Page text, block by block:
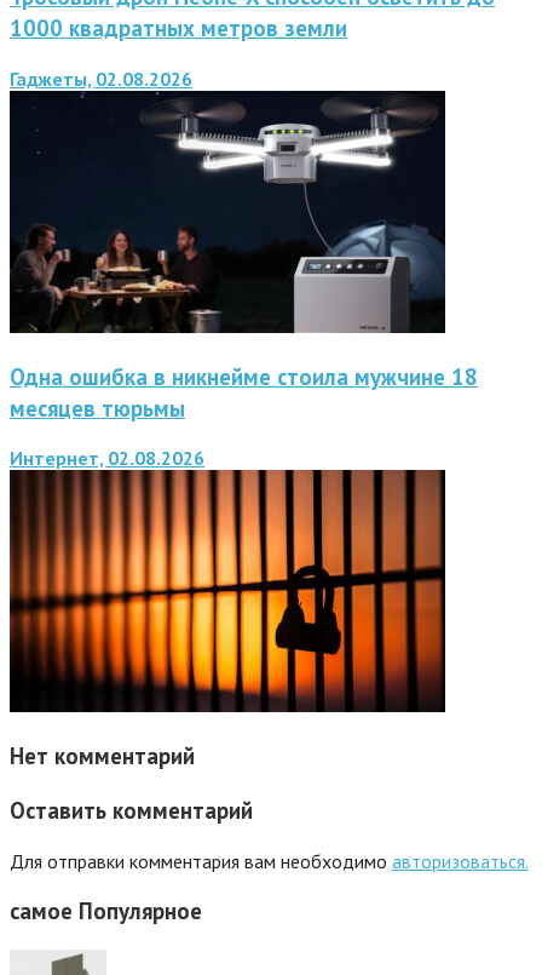
1000 квадратных метров земли
Гаджеты, 02.08.2026
Одна ошибка в никнейме стоила мужчине 18
месяцев тюрьмы
Интернет, 02.08.2026
Нет комментарий
Оставить комментарий
Для отправки комментария вам необходимо авторизоваться.
самое Популярное